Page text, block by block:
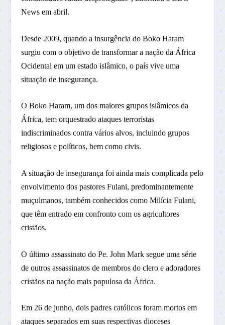
News em abril.
Desde 2009, quando a insurgência do Boko Haram
surgiu com o objetivo de transformar a nação da África
Ocidental em um estado islâmico, o país vive uma
situação de insegurança.
O Boko Haram, um dos maiores grupos islâmicos da
África, tem orquestrado ataques terroristas
indiscriminados contra vários alvos, incluindo grupos
religiosos e políticos, bem como civis.
A situação de insegurança foi ainda mais complicada pelo
envolvimento dos pastores Fulani, predominantemente
muçulmanos, também conhecidos como Milícia Fulani,
que têm entrado em confronto com os agricultores
cristãos.
O último assassinato do Pe. John Mark segue uma série
de outros assassinatos de membros do clero e adoradores
cristãos na nação mais populosa da África.
Em 26 de junho, dois padres católicos foram mortos em
ataques separados em suas respectivas dioceses